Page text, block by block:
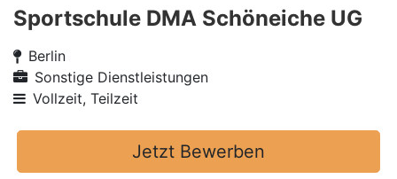
Sportschule DMA Schöneiche UG
Berlin
Sonstige Dienstleistungen
Vollzeit, Teilzeit
Jetzt Bewerben